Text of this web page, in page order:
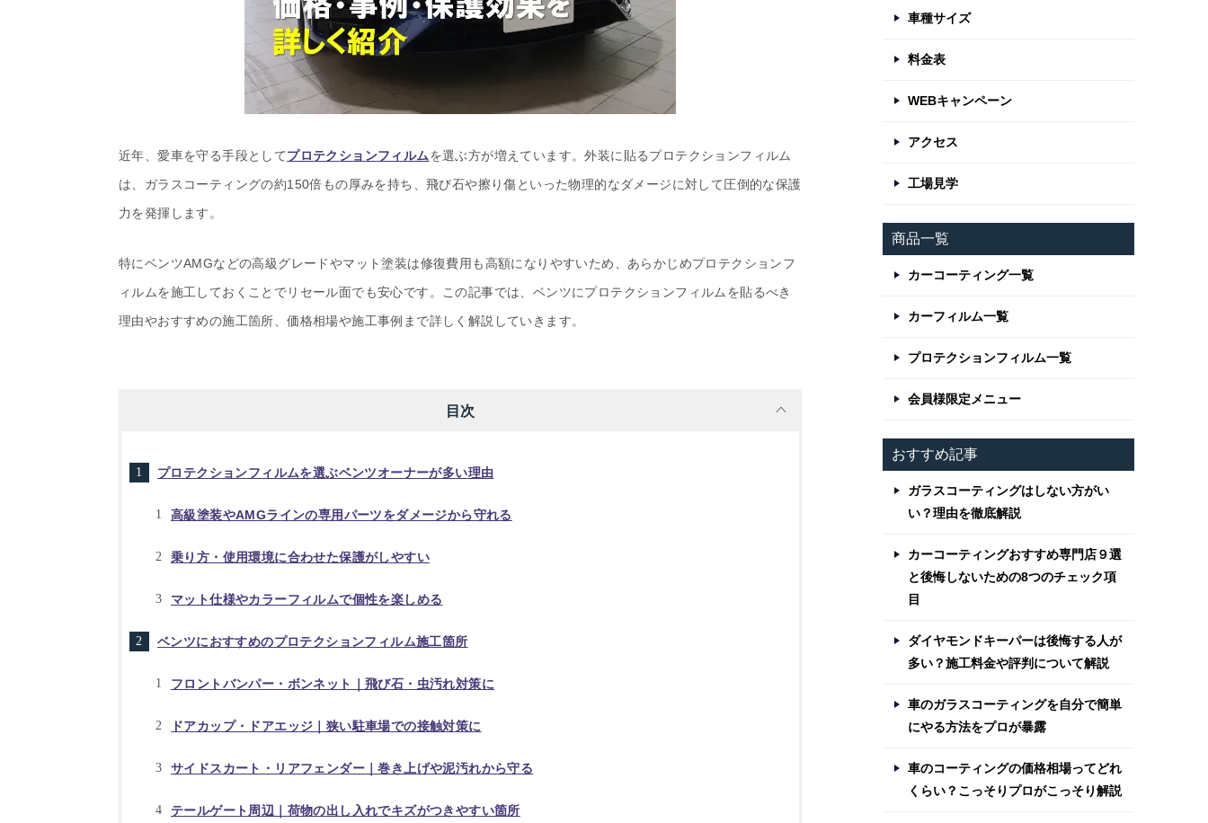
近年、愛車を守る手段としてプロテクションフィルムを選ぶ方が増えています。外装に貼るプロテクションフィルム
は、ガラスコーティングの約150倍もの厚みを持ち、飛び石や擦り傷といった物理的なダメージに対して圧倒的な保護
力を発揮します。
特にベンツAMGなどの高級グレードやマット塗装は修復費用も高額になりやすいため、あらかじめプロテクションフ
ィルムを施工しておくことでリセール面でも安心です。この記事では、ベンツにプロテクションフィルムを貼るべき
理由やおすすめの施工箇所、価格相場や施工事例まで詳しく解説していきます。
目次
プロテクションフィルムを選ぶベンツオーナーが多い理由
高級塗装やAMGラインの専用パーツをダメージから守れる
乗り方・使用環境に合わせた保護がしやすい
マット仕様やカラーフィルムで個性を楽しめる
ベンツにおすすめのプロテクションフィルム施工箇所
フロントバンパー・ボンネット｜飛び石・虫汚れ対策に
ドアカップ・ドアエッジ｜狭い駐車場での接触対策に
サイドスカート・リアフェンダー｜巻き上げや泥汚れから守る
テールゲート周辺｜荷物の出し入れでキズがつきやすい箇所
車種サイズ
料金表
WEBキャンペーン
アクセス
工場見学
商品一覧
カーコーティング一覧
カーフィルム一覧
プロテクションフィルム一覧
会員様限定メニュー
おすすめ記事
ガラスコーティングはしない方がい
い？理由を徹底解説
カーコーティングおすすめ専門店９選
と後悔しないための8つのチェック項
目
ダイヤモンドキーパーは後悔する人が
多い？施工料金や評判について解説
車のガラスコーティングを自分で簡単
にやる方法をプロが暴露
車のコーティングの価格相場ってどれ
くらい？こっそりプロがこっそり解説